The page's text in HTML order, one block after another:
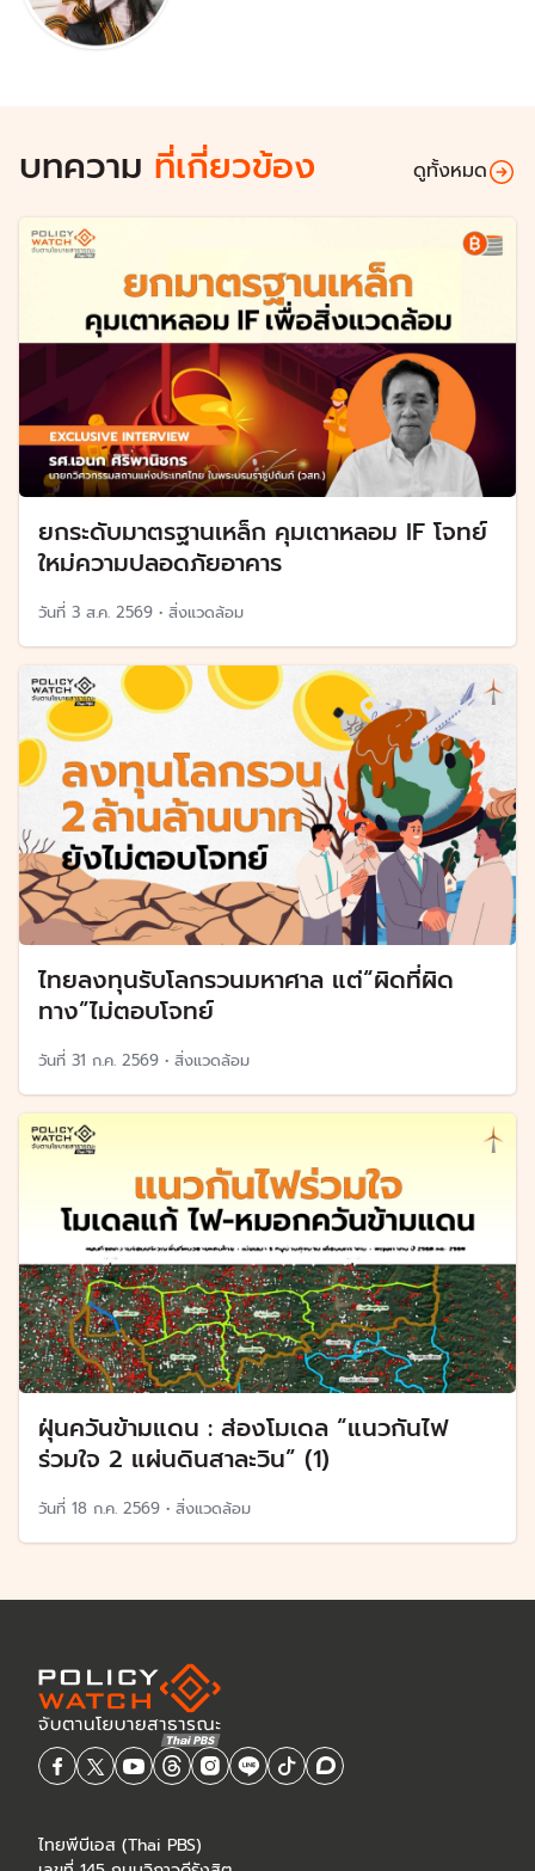
บทความ ที่เกี่ยวข้อง ดูทั้งหมด
ยกระดับมาตรฐานเหล็ก คุมเตาหลอม IF โจทย์
ใหม่ความปลอดภัยอาคาร
วันที่ 3 ส.ค. 2569 • สิ่งแวดล้อม
ไทยลงทุนรับโลกรวนมหาศาล แต่“ผิดที่ผิด
ทาง”ไม่ตอบโจทย์
วันที่ 31 ก.ค. 2569 • สิ่งแวดล้อม
ฝุ่นควันข้ามแดน : ส่องโมเดล “แนวกันไฟ
ร่วมใจ 2 แผ่นดินสาละวิน” (1)
วันที่ 18 ก.ค. 2569 • สิ่งแวดล้อม
ไทยพีบีเอส (Thai PBS)